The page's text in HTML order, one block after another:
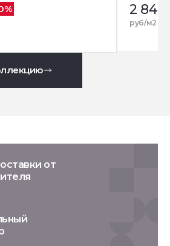
2 840
руб/м2
от